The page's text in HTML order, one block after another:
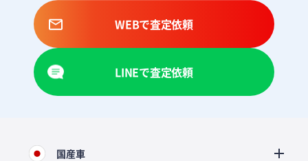
WEBで査定依頼
LINEで査定依頼
国産車